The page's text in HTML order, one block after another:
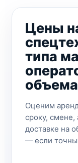
Цены
типа
Оценим
сроку, смене,
доставке на
— если